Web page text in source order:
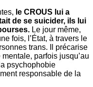
le CROUS lui a
de se suicider, ils lui
Le jour même,
fois, l’État, à travers le
trans. Il précarise
parfois jusqu’au
psychophobie
responsable de la